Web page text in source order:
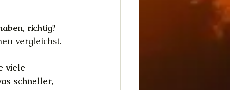
richtig?
vergleichst.
viele
schneller,